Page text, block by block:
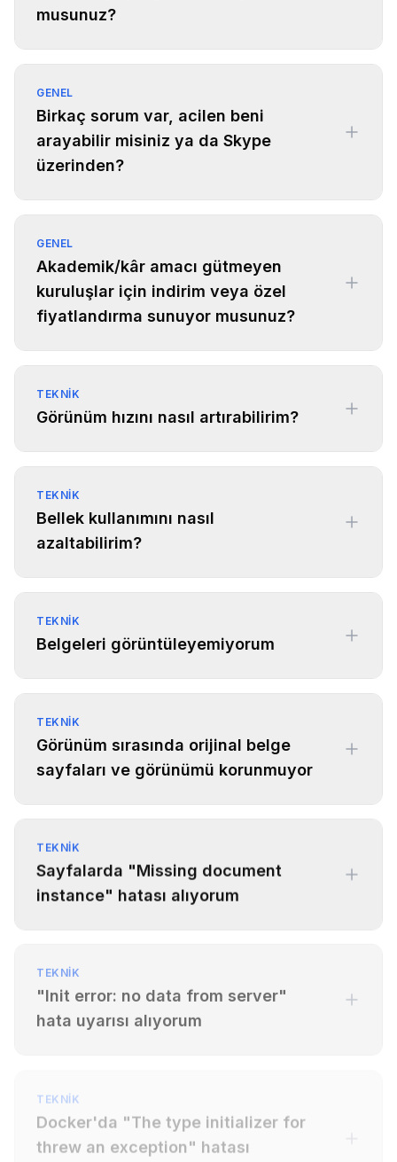
musunuz?
GENEL
Birkaç sorum var, acilen beni
arayabilir misiniz ya da Skype
üzerinden?
GENEL
Akademik/kâr amacı gütmeyen
kuruluşlar için indirim veya özel
fiyatlandırma sunuyor musunuz?
TEKNIK
Görünüm hızını nasıl artırabilirim?
TEKNIK
Bellek kullanımını nasıl
azaltabilirim?
TEKNIK
Belgeleri görüntüleyemiyorum
TEKNIK
Görünüm sırasında orijinal belge
sayfaları ve görünümü korunmuyor
TEKNIK
Sayfalarda "Missing document
instance" hatası alıyorum
TEKNIK
"Init error: no data from server"
hata uyarısı alıyorum
TEKNIK
Docker'da "The type initializer for
threw an exception" hatası